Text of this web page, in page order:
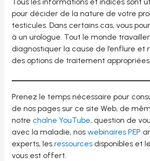
pour décider de la nature de votre
testicules. Dans certains cas, vous
à un urologue. Tout le monde
diagnostiquer la cause de l’enflure et
des options de traitement appropriées
Prenez le temps nécessaire pour
de nos pages sur ce site Web, de
notre chaîne YouTube, question de
avec la maladie, nos webinaires PEP
experts, les ressourcesdisponibles et le
vous est offert.